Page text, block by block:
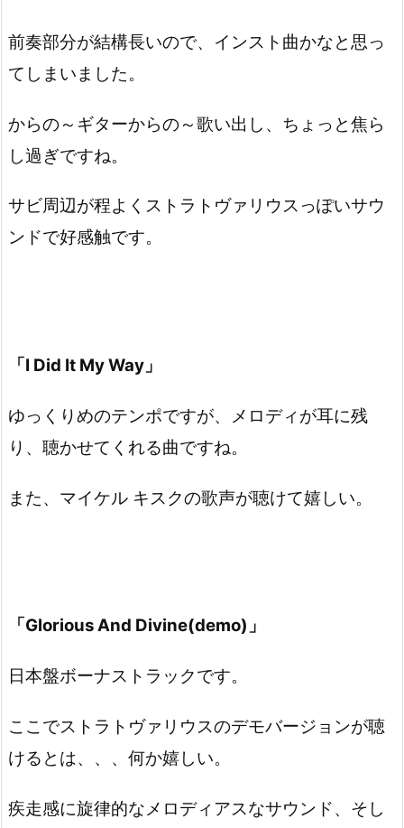
前奏部分が結構長いので、インスト曲かなと思っ
てしまいました。
からの～ギターからの～歌い出し、ちょっと焦ら
し過ぎですね。
サビ周辺が程よくストラトヴァリウスっぽいサウ
ンドで好感触です。
「I Did It My Way」
ゆっくりめのテンポですが、メロディが耳に残
り、聴かせてくれる曲ですね。
また、マイケル キスクの歌声が聴けて嬉しい。
「Glorious And Divine(demo)」
日本盤ボーナストラックです。
ここでストラトヴァリウスのデモバージョンが聴
けるとは、、、何か嬉しい。
疾走感に旋律的なメロディアスなサウンド、そし